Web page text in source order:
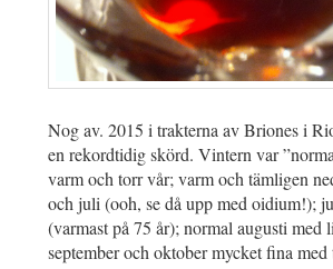
Nog av. 2015 i trakterna av Briones i
en rekordtidig skörd. Vintern var
varm och torr vår; varm och tämligen
och juli (ooh, se då upp med oidium!);
(varmast på 75 år); normal augusti med
september och oktober mycket fina